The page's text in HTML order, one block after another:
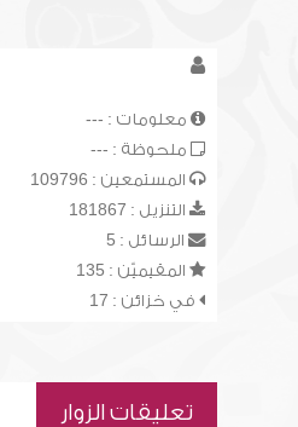
معلومات : ---
ملحوظة : ---
المستمعين : 109796
التنزيل : 181867
الرسائل : 5
المقيميّن : 135
في خزائن : 17
تعليقات الزوار